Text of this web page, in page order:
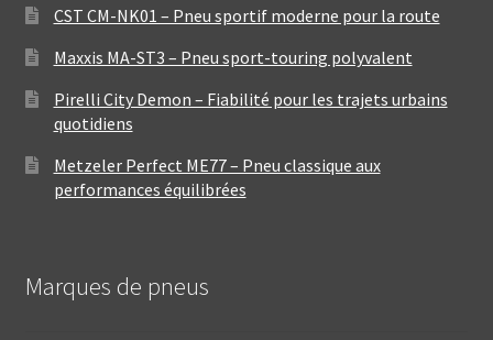
CST CM-NK01 – Pneu sportif moderne pour la route
Maxxis MA-ST3 – Pneu sport-touring polyvalent
Pirelli City Demon – Fiabilité pour les trajets urbains
quotidiens
Metzeler Perfect ME77 – Pneu classique aux
performances équilibrées
Marques de pneus